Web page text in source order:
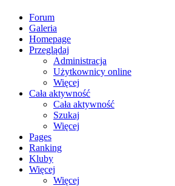
Forum
Galeria
Homepage
Przeglądaj
Administracja
Użytkownicy online
Więcej
Cała aktywność
Cała aktywność
Szukaj
Więcej
Pages
Ranking
Kluby
Więcej
Więcej